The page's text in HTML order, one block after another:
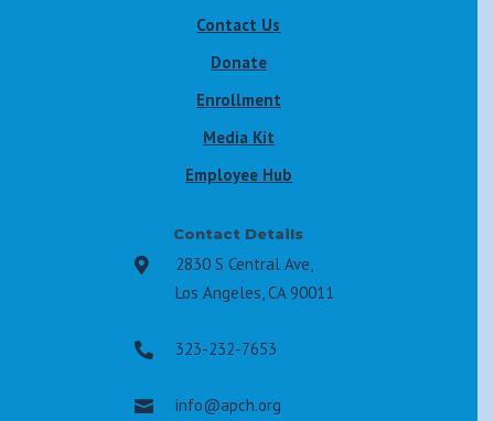
Contact Us
Donate
Enrollment
Media Kit
Employee Hub
Contact Details

2830 S Central Ave,
Los Angeles, CA 90011
 323-232-7653
 info@apch.org